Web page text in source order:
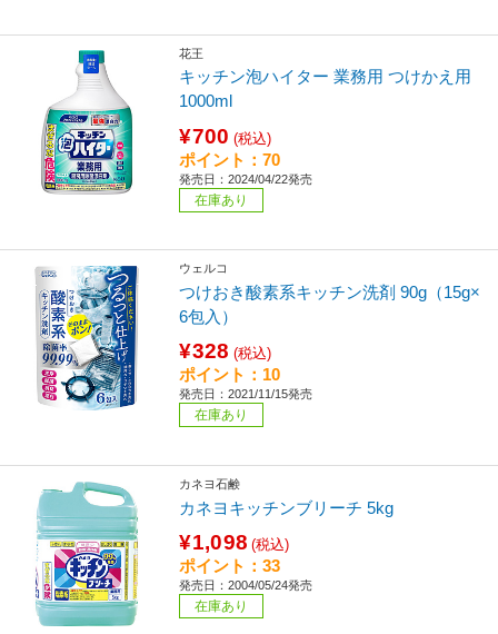
花王
キッチン泡ハイター 業務用 つけかえ用
1000ml
¥700 (税込)
ポイント：70
発売日：2024/04/22発売
在庫あり
ウェルコ
つけおき酸素系キッチン洗剤 90g（15g×
6包入）
¥328 (税込)
ポイント：10
発売日：2021/11/15発売
在庫あり
カネヨ石鹸
カネヨキッチンブリーチ 5kg
¥1,098 (税込)
ポイント：33
発売日：2004/05/24発売
在庫あり